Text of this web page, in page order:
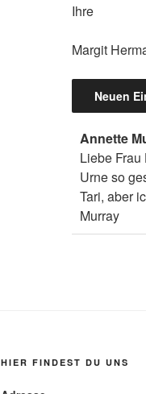
Ihre
Margit
Annette
Liebe
Urne so
Tari, aber
Murray
HIER FINDEST DU UNS